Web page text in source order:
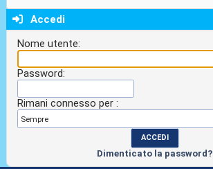
Accedi
Nome utente:
Password:
Rimani connesso per :
Dimenticato la password?